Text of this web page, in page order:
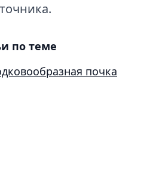
по теме
почка